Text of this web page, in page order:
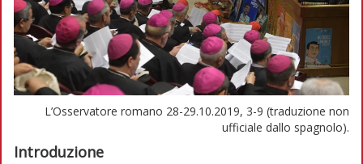
L’Osservatore romano 28-29.10.2019, 3-9 (traduzione non
ufficiale dallo spagnolo).
Introduzione